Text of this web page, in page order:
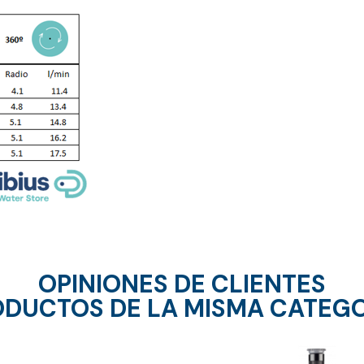
OPINIONES DE CLIENTES
DE LA MISMA